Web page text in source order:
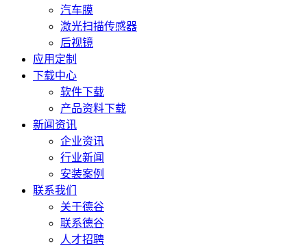
汽车膜
激光扫描传感器
后视镜
应用定制
下载中心
软件下载
产品资料下载
新闻资讯
企业资讯
行业新闻
安装案例
联系我们
关于德谷
联系德谷
人才招聘